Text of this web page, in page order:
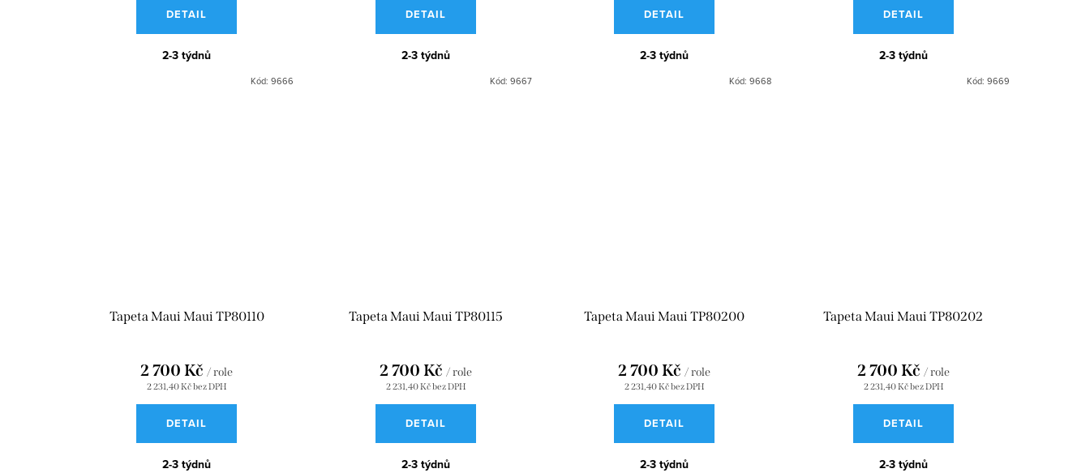
DETAIL
2-3 týdnů
Kód: 9666
DETAIL
2-3 týdnů
Kód: 9667
DETAIL
2-3 týdnů
Kód: 9668
DETAIL
2-3 týdnů
Kód: 9669
Tapeta Maui Maui TP80110
2 231,40 Kč bez DPH
2 700 Kč/ role
DETAIL
2-3 týdnů
Tapeta Maui Maui TP80115
2 231,40 Kč bez DPH
2 700 Kč / role
DETAIL
2-3 týdnů
Tapeta Maui Maui TP80200
2 231,40 Kč bez DPH
2 700 Kč/ role
DETAIL
2-3 týdnů
Tapeta Maui Maui TP80202
2 231,40 Kč bez DPH
2 700 Kč / role
DETAIL
2-3 týdnů